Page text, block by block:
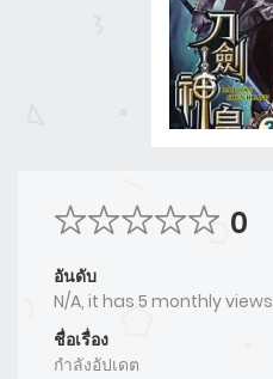
0
อันดับ
N/A, it has 5 monthly views
ชื่อเรื่อง
กำลังอัปเดต